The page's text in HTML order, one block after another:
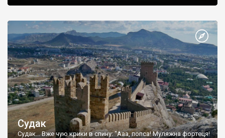
Судак
Судак... Вже чую крики в спину: "Ааа, попса! Муляжна фортеця!